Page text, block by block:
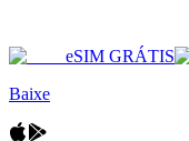
eSIM GRÁTIS
Baixe